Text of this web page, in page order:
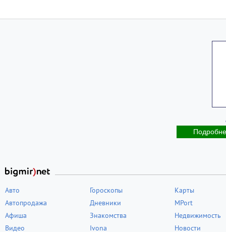
Авто
Автопродажа
Афиша
Видео
Гороскопы
Дневники
Знакомства
Ivona
Карты
MPort
Недвижимость
Новости